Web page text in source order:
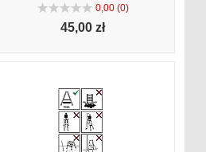
0,00 (0)
45,00 zł